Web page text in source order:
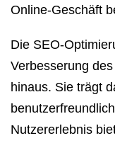
Online-Geschäft
Die SEO-
Verbesserung
hinaus. Sie trägt
Nutzererlebnis